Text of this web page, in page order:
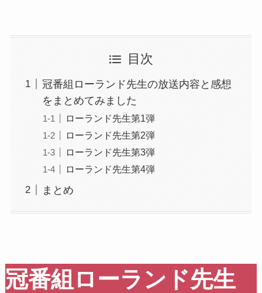
目次
冠番組ローランド先生の放送内容と感想
をまとめてみました
ローランド先生第1弾
ローランド先生第2弾
ローランド先生第3弾
ローランド先生第4弾
まとめ
冠番組ローランド先生